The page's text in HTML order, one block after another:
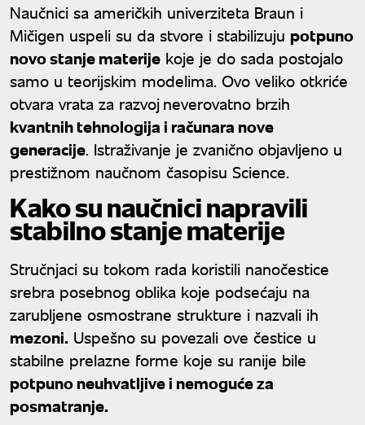
Naučnici sa američkih univerziteta Braun i
Mičigen uspeli su da stvore i stabilizuju potpuno
novo stanje materije koje je do sada postojalo
samo u teorijskim modelima. Ovo veliko otkriće
otvara vrata za razvoj neverovatno brzih
kvantnih tehnologija i računara nove
generacije. Istraživanje je zvanično objavljeno u
prestižnom naučnom časopisu Science.
Kako su naučnici napravili
stabilno stanje materije
Stručnjaci su tokom rada koristili nanočestice
srebra posebnog oblika koje podsećaju na
zarubljene osmostrane strukture i nazvali ih
mezoni. Uspešno su povezali ove čestice u
stabilne prelazne forme koje su ranije bile
potpuno neuhvatljive i nemoguće za
posmatranje.